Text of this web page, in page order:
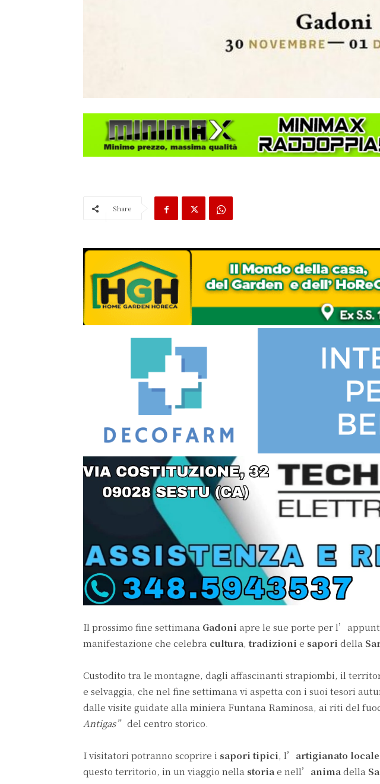
Share
Il prossimo fine settimana Gadoni apre le sue porte per
manifestazione che celebra cultura,tradizioni e sapori della
Custodito tra le montagne, dagli affascinanti strapiombi, il
e selvaggia, che nel fine settimana vi aspetta con i suoi tesori
dalle visite guidate alla miniera Funtana Raminosa, ai riti del
Antigas” del centro storico.
I visitatori potranno scoprire i sapori tipici, l’ artigianato locale
questo territorio, in un viaggio nella storiae nell’ animadella